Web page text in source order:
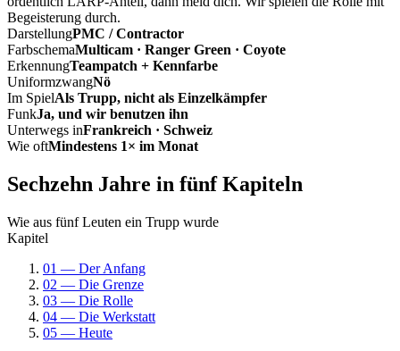
Begeisterung durch.
DarstellungPMC / Contractor
FarbschemaMulticam · Ranger Green · Coyote
ErkennungTeampatch + Kennfarbe
UniformzwangNö
Im SpielAls Trupp, nicht als Einzelkämpfer
FunkJa, und wir benutzen ihn
Unterwegs inFrankreich · Schweiz
Wie oftMindestens 1× im Monat
Sechzehn Jahre in fünf Kapiteln
Wie aus fünf Leuten ein Trupp wurde
Kapitel
01 — Der Anfang
02 — Die Grenze
03 — Die Rolle
04 — Die Werkstatt
05 — Heute